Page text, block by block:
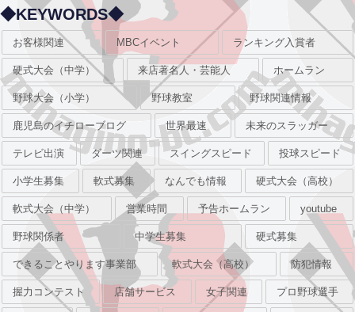
◆KEYWORDS◆
お客様関連 MBCイベント ランキング入賞者
硬式大会（中学） 来店著名人・芸能人 ホームラン
野球大会（小学） 野球教室 野球関連情報
鹿児島のイチローブログ 世界最速 未来のスラッガー
テレビ出演 ダーツ関連 スイングスピード 投球スピード
小学生募集 軟式募集 なんでも情報 硬式大会（高校）
軟式大会（中学） 営業時間 予告ホームラン youtube
野球関係者 中学生募集 硬式募集
できることやります事業部 軟式大会（高校） 防犯情報
握力コンテスト 店舗サービス 女子関連 プロ野球選手